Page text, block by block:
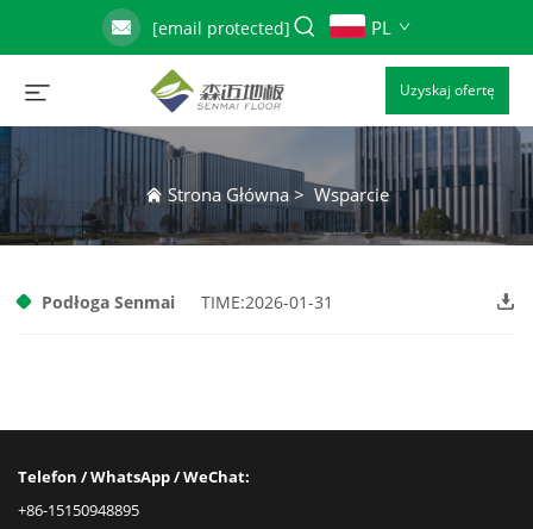
[email protected] PL
Uzyskaj ofertę
Strona Główna> Wsparcie
Podłoga Senmai TIME:2026-01-31
Telefon / WhatsApp / WeChat:
+86-15150948895